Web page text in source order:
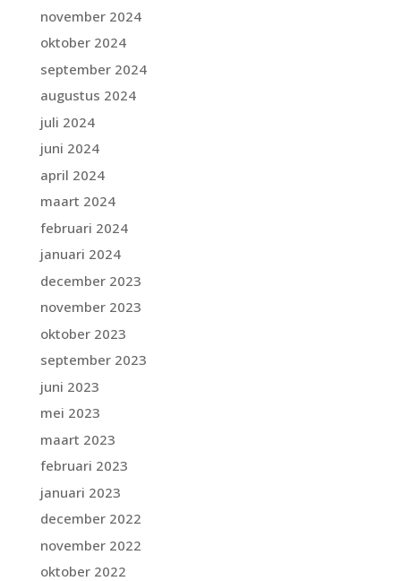
november 2024
oktober 2024
september 2024
augustus 2024
juli 2024
juni 2024
april 2024
maart 2024
februari 2024
januari 2024
december 2023
november 2023
oktober 2023
september 2023
juni 2023
mei 2023
maart 2023
februari 2023
januari 2023
december 2022
november 2022
oktober 2022